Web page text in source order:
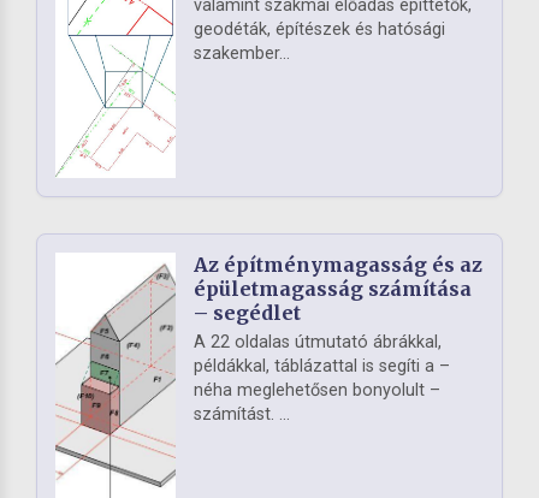
valamint szakmai előadás építtetők,
geodéták, építészek és hatósági
szakember...
Az építménymagasság és az
épületmagasság számítása
– segédlet
A 22 oldalas útmutató ábrákkal,
példákkal, táblázattal is segíti a –
néha meglehetősen bonyolult –
számítást. ...